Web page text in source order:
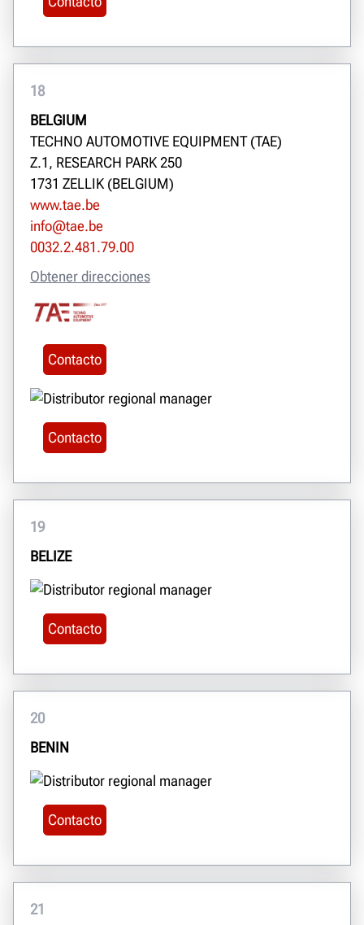
18
BELGIUM
TECHNO AUTOMOTIVE EQUIPMENT (TAE)
Z.1, RESEARCH PARK 250
1731 ZELLIK (BELGIUM)
www.tae.be
info@tae.be
0032.2.481.79.00
Obtener direcciones
Contacto
Contacto
19
BELIZE
Contacto
20
BENIN
Contacto
21